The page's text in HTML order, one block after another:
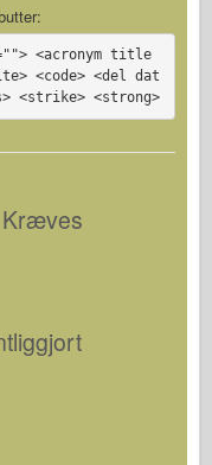
<acronym title
<code> <del dat
<strike> <strong>
Kræves